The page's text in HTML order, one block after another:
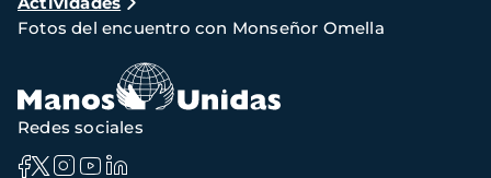
de
navegación
Fotos del encuentro con Monseñor Omella
Redes sociales